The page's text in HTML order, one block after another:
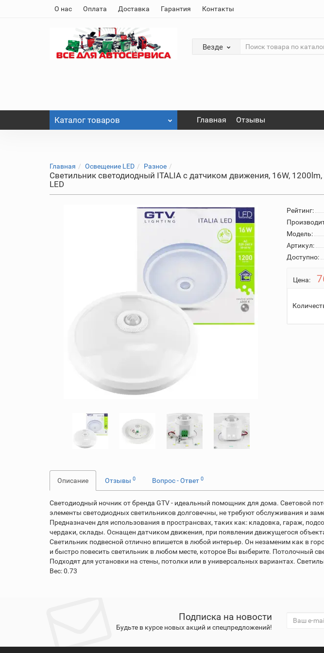
О нас Оплата Доставка Гарантия Контакты
Везде
Каталог товаров Главная Отзывы
Главная Освещение LED Разное
Светильник светодиодный ITALIA с датчиком движения, 16W,
LED
Рейтинг:
Модель:
Артикул:
Доступно:
Цена:
Описание Отзывы 0 Вопрос - Ответ 0
Светодиодный ночник от бренда GTV - идеальный помощник для дома. Световой
элементы светодиодных светильников долговечны, не требуют обслуживания и
Предназначен для использования в пространсвах, таких как: кладовка, гараж,
чердаки, склады. Оснащен датчиком движения, при появлении движущегося
Светильник подвесной отлично впишется в любой интерьер. Он незаменим как в
и быстро повесить светильник в любом месте, которое Вы выберите. Потолочный
Подходят для установки на стены, потолки или в универсальных вариантах.
Вес: 0.73
Подписка на новости
Будьте в курсе новых акций и спецпредложений!